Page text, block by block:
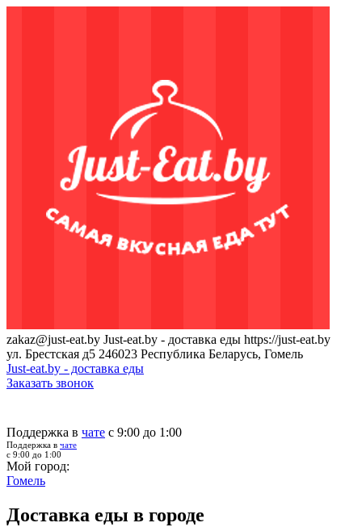
zakaz@just-eat.by Just-eat.by - доставка еды https://just-eat.by
ул. Брестская д5 246023 Республика Беларусь, Гомель
Just-eat.by - доставка еды
Заказать звонок
Поддержка в чате с 9:00 до 1:00
Поддержка в чате
с 9:00 до 1:00
Мой город:
Гомель
Доставка еды в городе